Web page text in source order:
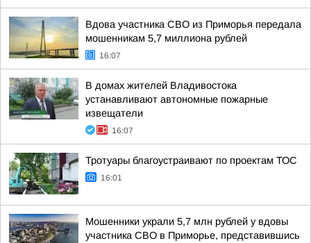
Вдова участника СВО из Приморья передала
мошенникам 5,7 миллиона рублей
16:07
В домах жителей Владивостока
устанавливают автономные пожарные
извещатели
16:07
Тротуары благоустраивают по проектам ТОС
16:01
Мошенники украли 5,7 млн рублей у вдовы
участника СВО в Приморье, представившись